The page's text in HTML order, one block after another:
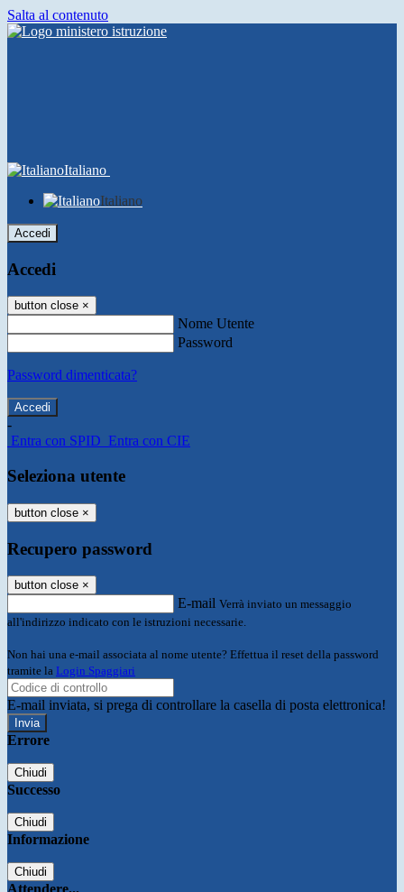
Salta al contenuto
Italiano
Italiano
Accedi
Accedi
button close ×
Nome Utente
Password
Password dimenticata?
-
Entra con SPID Entra con CIE
Seleziona utente
button close ×
Recupero password
button close ×
E-mail Verrà inviato un messaggio
all'indirizzo indicato con le istruzioni necessarie.
Non hai una e-mail associata al nome utente? Effettua il reset della password
tramite la Login Spaggiari
E-mail inviata, si prega di controllare la casella di posta elettronica!
Errore
Chiudi
Successo
Chiudi
Informazione
Chiudi